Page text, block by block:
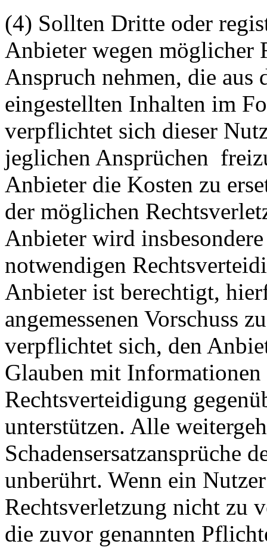
(4) Sollten Dritte oder
Anbieter wegen möglicher
Anspruch nehmen, die aus
eingestellten Inhalten im
verpflichtet sich dieser
jeglichen Ansprüchen
Anbieter die Kosten zu
der möglichen
Anbieter wird
notwendigen
Anbieter ist berechtigt,
angemessenen Vorschuss
verpflichtet sich, den
Glauben mit
Rechtsverteidigung
unterstützen. Alle
Schadensersatzansprüche
unberührt. Wenn ein
Rechtsverletzung nicht zu
die zuvor genannten